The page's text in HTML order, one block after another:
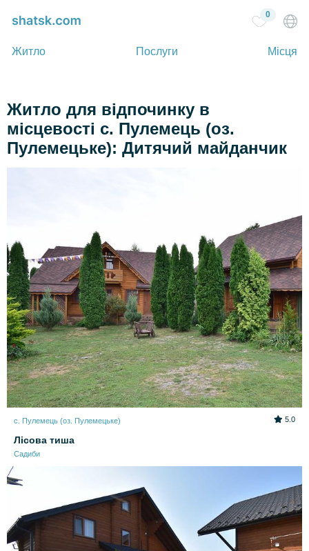
Житло Послуги Місця
0
Житло для відпочинку в
місцевості с. Пулемець (оз.
Пулемецьке): Дитячий майданчик
с. Пулемець (оз. Пулемецьке) 5.0
Лісова тиша
Садиби